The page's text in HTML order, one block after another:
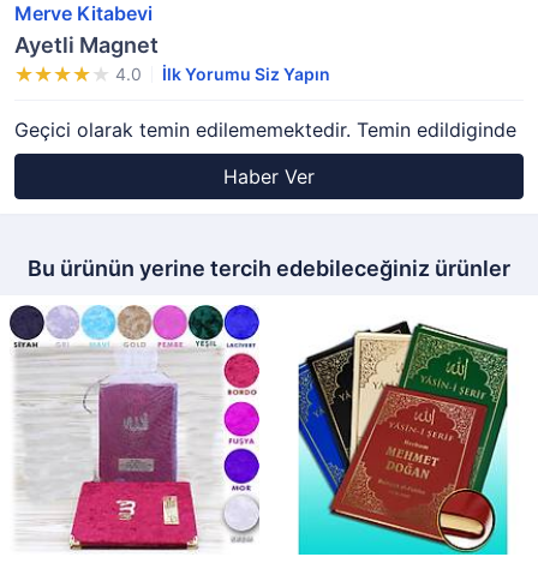
Merve Kitabevi
Ayetli Magnet
4.0 İlk Yorumu Siz Yapın
Geçici olarak temin edilememektedir. Temin edildiginde
Haber Ver
Bu ürünün yerine tercih edebileceğiniz ürünler